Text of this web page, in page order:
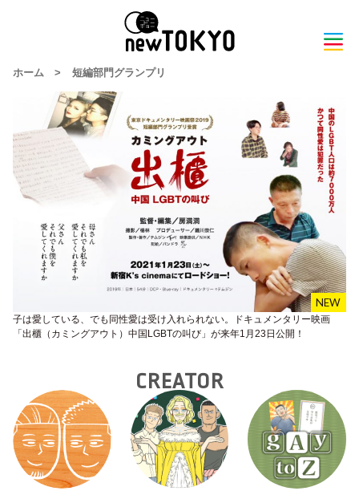
ホーム > 短編部門グランプリ
子は愛している、でも同性愛は受け入れられない。ドキュメンタリー映画
「出櫃（カミングアウト）中国LGBTの叫び」が来年1月23日公開！
CREATOR